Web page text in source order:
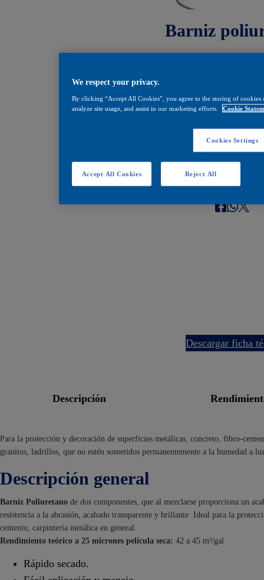
Barniz
1 gal
Encuentra Tu Tienda Pintuco Más cercana
descargar ficha
descripción
Para la protección y decoración de superficies metálicas, concreto, fibro-
granitos, ladrillos, que no estén sometidos permanentemente a la humedad a
Descripción general
Barniz Poliuretano de dos componentes, que al mezclarse proporciona un
resistencia a la abrasión, acabado transparente y brillante. Ideal para la
cemento, carpintería metálica en general.
Rendimiento teórico a 25 micrones película seca: 42 a 45 m²/gal
Rápido secado.
We respect your privacy.
By clicking “Accept All Cookies”, you agree to the storing of
analyze site usage, and assist in our marketing efforts.
Cookie
Cookies Settings
Reject All
Accept All Cookies